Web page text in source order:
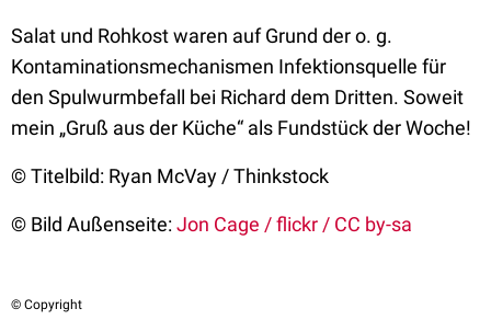
Salat und Rohkost waren auf Grund der o. g.
Kontaminationsmechanismen Infektionsquelle für
den Spulwurmbefall bei Richard dem Dritten. Soweit
mein „Gruß aus der Küche“ als Fundstück der Woche!
© Titelbild: Ryan McVay / Thinkstock
© Bild Außenseite:Jon Cage / flickr / CC by-sa
© Copyright